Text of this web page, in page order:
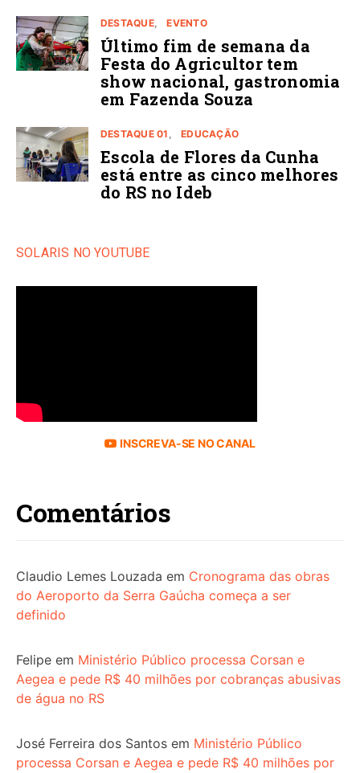
DESTAQUE EVENTO
Último fim de semana da
Festa do Agricultor tem
show nacional, gastronomia
em Fazenda Souza
DESTAQUE 01 EDUCAÇÃO
Escola de Flores da Cunha
está entre as cinco melhores
do RS no Ideb
SOLARIS NO YOUTUBE
INSCREVA-SE NO CANAL
Comentários
Claudio Lemes Louzada em Cronograma das obras
do Aeroporto da Serra Gaúcha começa a ser
definido
Felipe em Ministério Público processa Corsan e
Aegea e pede R$ 40 milhões por cobranças abusivas
de água no RS
José Ferreira dos Santos em Ministério Público
processa Corsan e Aegea e pede R$ 40 milhões por